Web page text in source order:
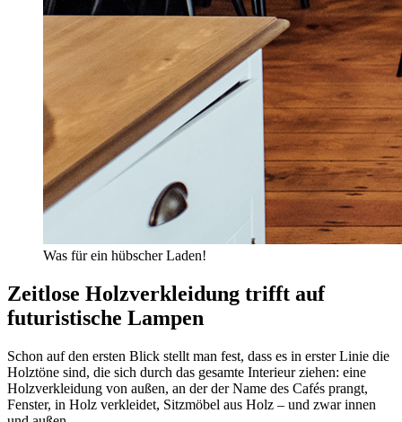
Was für ein hübscher Laden!
Zeitlose Holzverkleidung trifft auf
futuristische Lampen
Schon auf den ersten Blick stellt man fest, dass es in erster Linie die
Holztöne sind, die sich durch das gesamte Interieur ziehen: eine
Holzverkleidung von außen, an der der Name des Cafés prangt,
Fenster, in Holz verkleidet, Sitzmöbel aus Holz – und zwar innen